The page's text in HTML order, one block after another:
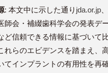
: 本文中に示した通り​ jda.or.jp
師会・補綴歯科学会の発表デ
ど信頼できる情報に基づいて
れらのエビデンスを踏まえ、
てインプラントの有用性を再